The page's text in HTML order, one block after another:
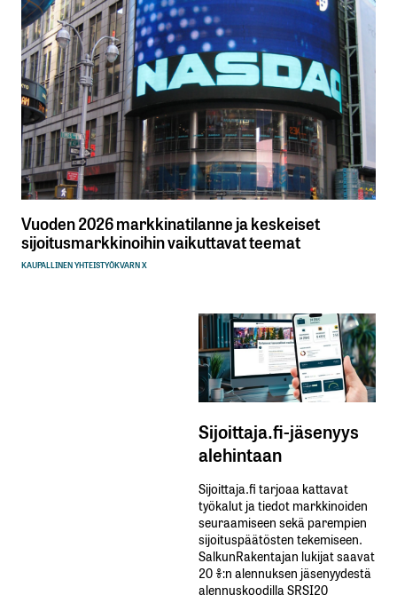
Vuoden 2026 markkinatilanne ja keskeiset
sijoitusmarkkinoihin vaikuttavat teemat
KAUPALLINEN YHTEISTYÖKVARN X
Sijoittaja.fi-jäsenyys
alehintaan
Sijoittaja.fi tarjoaa kattavat
työkalut ja tiedot markkinoiden
seuraamiseen sekä parempien
sijoituspäätösten tekemiseen.
SalkunRakentajan lukijat saavat
20 %:n alennuksen jäsenyydestä
alennuskoodilla SRSI20